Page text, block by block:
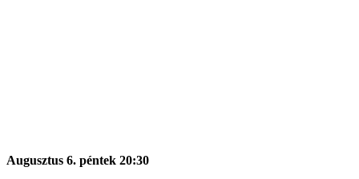
Augusztus 6. péntek 20:30